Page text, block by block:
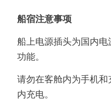
船宿注意事项
船上电源插头为国内
功能。
请勿在客舱内为手机
内充电。